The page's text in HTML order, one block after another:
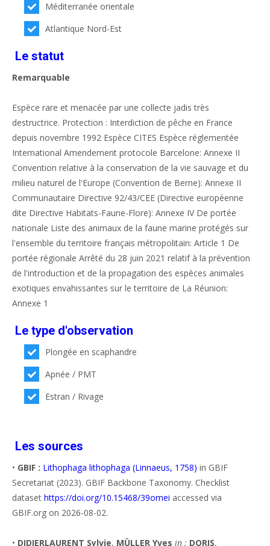
Méditerranée orientale
Atlantique Nord-Est
Le statut
Remarquable
Espèce rare et menacée par une collecte jadis très
destructrice. Protection : Interdiction de pêche en France
depuis novembre 1992 Espèce CITES Espèce réglementée
International Amendement protocole Barcelone: Annexe II
Convention relative à la conservation de la vie sauvage et du
milieu naturel de l'Europe (Convention de Berne): Annexe II
Communautaire Directive 92/43/CEE (Directive européenne
dite Directive Habitats-Faune-Flore): Annexe IV De portée
nationale Liste des animaux de la faune marine protégés sur
l'ensemble du territoire français métropolitain: Article 1 De
portée régionale Arrêté du 28 juin 2021 relatif à la prévention
de l'introduction et de la propagation des espèces animales
exotiques envahissantes sur le territoire de La Réunion:
Annexe 1
Le type d'observation
Plongée en scaphandre
Apnée / PMT
Estran / Rivage
Les sources
• GBIF : Lithophaga lithophaga (Linnaeus, 1758) in GBIF
Secretariat (2023). GBIF Backbone Taxonomy. Checklist
dataset https://doi.org/10.15468/39omei accessed via
GBIF.org on 2026-08-02.
• DIDIERLAURENT Sylvie, MÜLLER Yves in : DORIS,